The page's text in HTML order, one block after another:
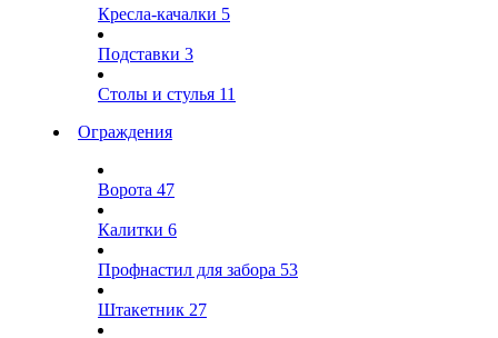
Кресла-качалки 5
Подставки 3
Столы и стулья 11
Ограждения
Ворота 47
Калитки 6
Профнастил для забора 53
Штакетник 27